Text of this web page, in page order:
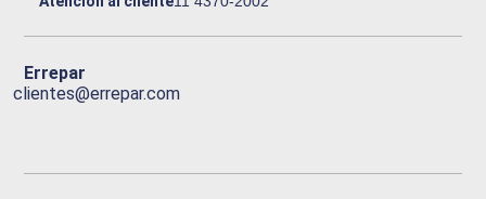
Errepar
clientes@errepar.com